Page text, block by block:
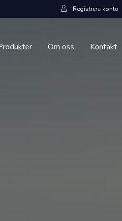
Registrera konto
Om oss Kontakt